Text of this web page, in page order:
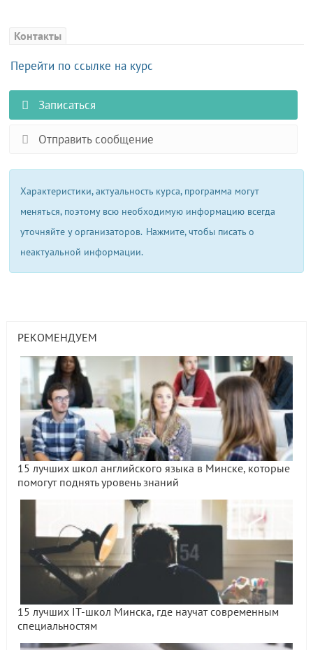
Контакты
Перейти по ссылке на курс
Записаться
Отправить сообщение
Характеристики, актуальность курса, программа могут
меняться, поэтому всю необходимую информацию всегда
уточняйте у организаторов. Нажмите, чтобы писать о
неактуальной информации.
РЕКОМЕНДУЕМ
15 лучших школ английского языка в Минске, которые
помогут поднять уровень знаний
15 лучших IT-школ Минска, где научат современным
специальностям